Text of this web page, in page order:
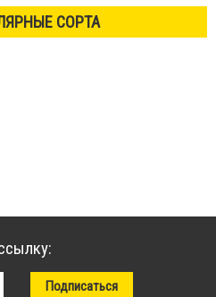
СОРТА